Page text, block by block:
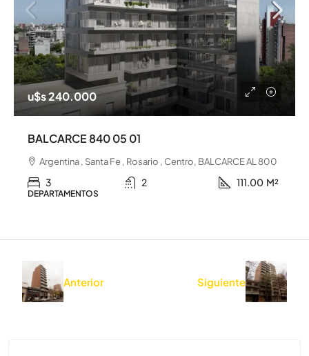
u$s 240.000
BALCARCE 840 05 01
Argentina , Santa Fe , Rosario , Centro, BALCARCE AL 800
3 2 111.00 M²
DEPARTAMENTOS
Anterior Siguiente